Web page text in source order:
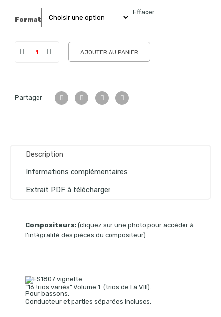
Format
Effacer
AJOUTER AU PANIER
Partager
Description
Informations complémentaires
Extrait PDF à télécharger
Compositeurs: (cliquez sur une photo pour accéder à
l’intégralité des pièces du compositeur)
“16 trios variés” Volume 1 (trios de I à VIII).
Pour bassons.
Conducteur et parties séparées incluses.